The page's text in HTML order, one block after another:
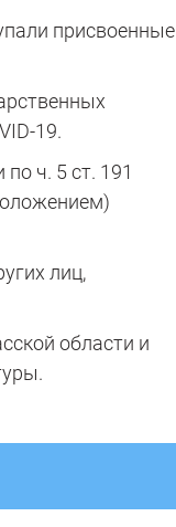
присвоенные
19.
ч. 5 ст. 191
лиц,
области и